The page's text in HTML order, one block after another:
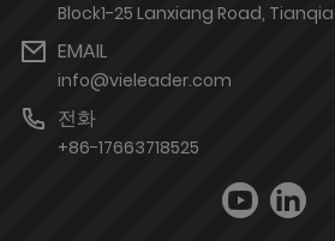
Block1-25 Lanxiang Road,
EMAIL
info@vieleader.com
전화
+86-17663718525